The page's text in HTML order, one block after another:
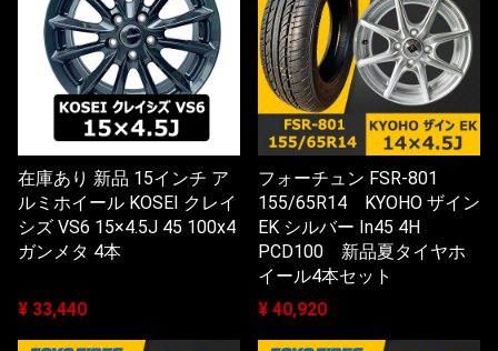
在庫あり 新品 15インチ ア
ルミホイール KOSEI クレイ
シズ VS6 15×4.5J 45 100x4
ガンメタ 4本
¥ 33,440
フォーチュン FSR-801
155/65R14 KYOHO ザイン
EK シルバー In45 4H
PCD100 新品夏タイヤホ
イール4本セット
¥ 40,920